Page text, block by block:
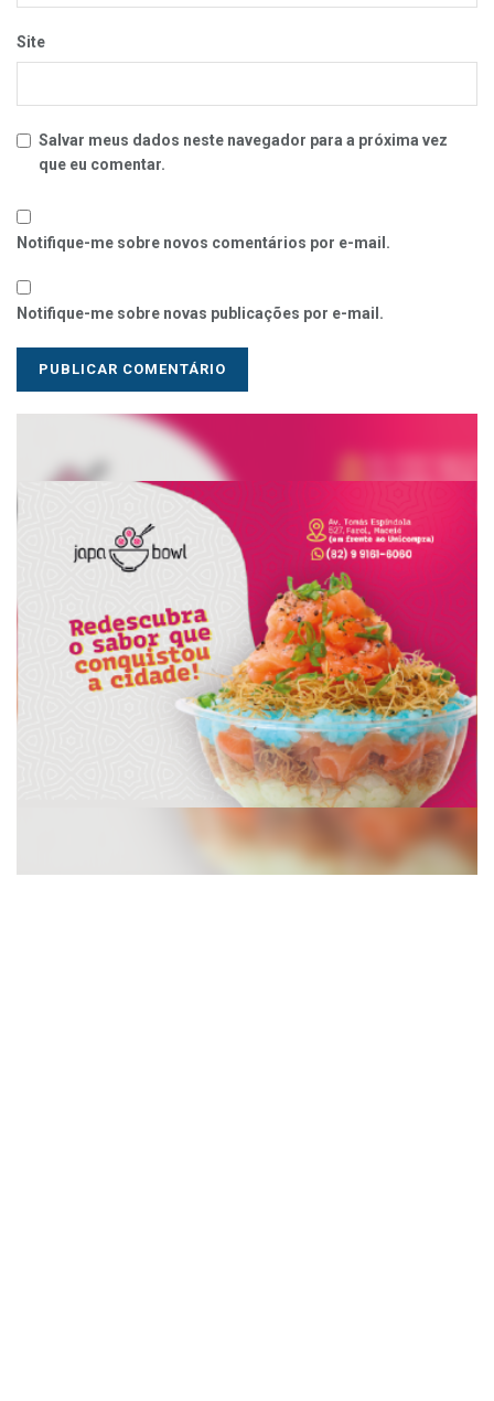
Site
Salvar meus dados neste navegador para a próxima vez
que eu comentar.
Notifique-me sobre novos comentários por e-mail.
Notifique-me sobre novas publicações por e-mail.